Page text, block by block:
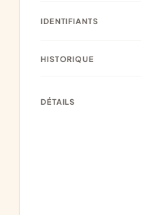
IDENTIFIANTS
HISTORIQUE
DÉTAILS